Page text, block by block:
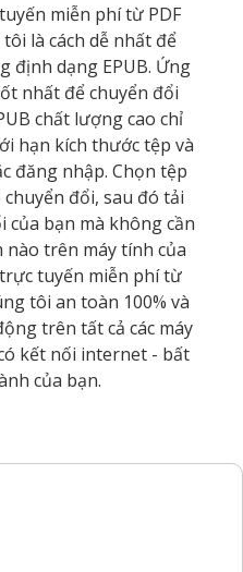
miễn phí từ PDF
là cách dễ nhất để
định dạng EPUB. Ứng
nhất để chuyển đổi
chất lượng cao chỉ
hạn kích thước tệp và
đăng nhập. Chọn tệp
chuyển đổi, sau đó tải
của bạn mà không cần
nào trên máy tính của
tuyến miễn phí từ
tôi an toàn 100% và
trên tất cả các máy
kết nối internet - bất
của bạn.